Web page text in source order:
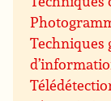
Techniques